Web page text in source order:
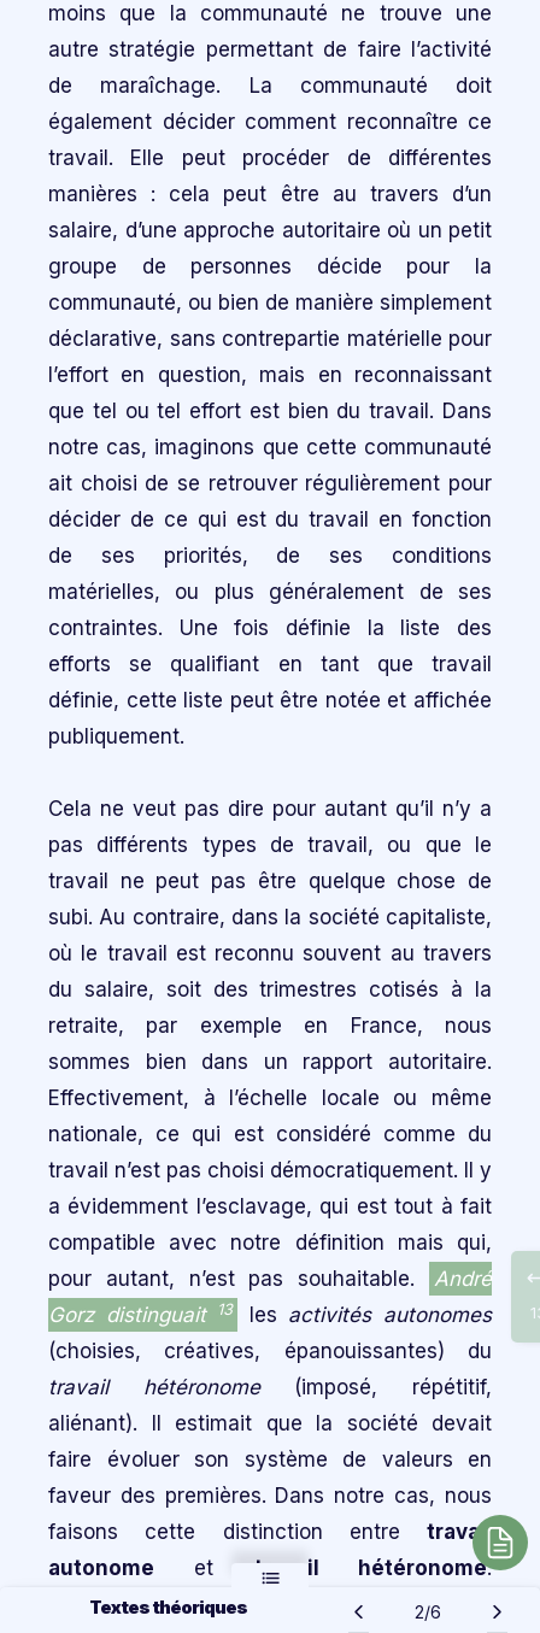
moins que la communauté ne trouve une
autre stratégie permettant de faire l’activité
de maraîchage. La communauté doit
également décider comment reconnaître ce
travail. Elle peut procéder de différentes
manières : cela peut être au travers d’un
salaire, d’une approche autoritaire où un petit
groupe de personnes décide pour la
communauté, ou bien de manière simplement
déclarative, sans contrepartie matérielle pour
l’effort en question, mais en reconnaissant
que tel ou tel effort est bien du travail. Dans
notre cas, imaginons que cette communauté
ait choisi de se retrouver régulièrement pour
décider de ce qui est du travail en fonction
de ses priorités, de ses conditions
matérielles, ou plus généralement de ses
contraintes. Une fois définie la liste des
efforts se qualifiant en tant que travail
définie, cette liste peut être notée et affichée
publiquement.
Cela ne veut pas dire pour autant qu’il n’y a
pas différents types de travail, ou que le
travail ne peut pas être quelque chose de
subi. Au contraire, dans la société capitaliste,
où le travail est reconnu souvent au travers
du salaire, soit des trimestres cotisés à la
retraite, par exemple en France, nous
sommes bien dans un rapport autoritaire.
Effectivement, à l’échelle locale ou même
nationale, ce qui est considéré comme du
travail n’est pas choisi démocratiquement. Il y
a évidemment l’esclavage, qui est tout à fait
compatible avec notre définition mais qui,
pour autant, n’est pas souhaitable.
André
Gorz distinguait
13 les activités autonomes
(choisies, créatives, épanouissantes) du
travail hétéronome(imposé, répétitif,
aliénant). Il estimait que la société devait
faire évoluer son système de valeurs en
faveur des premières. Dans notre cas, nous
faisons cette distinction entre travail
autonome ettravail hétéronome.
Effectivement, la définition ci-dessus ne
Textes théoriques 2/6